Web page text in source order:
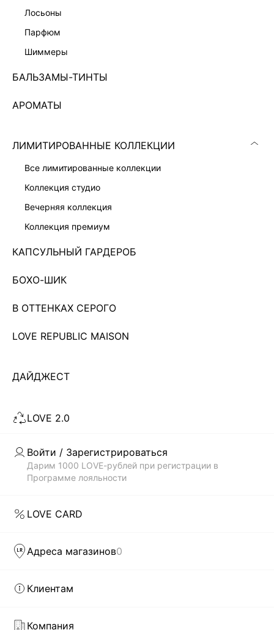
лосьоны
парфюм
шиммеры
БАЛЬЗАМЫ-ТИНТЫ
АРОМАТЫ
ЛИМИТИРОВАННЫЕ КОЛЛЕКЦИИ
все лимитированные коллекции
коллекция студио
вечерняя коллекция
коллекция премиум
КАПСУЛЬНЫЙ ГАРДЕРОБ
БОХО-ШИК
В ОТТЕНКАХ СЕРОГО
LOVE REPUBLIC MAISON
ДАЙДЖЕСТ
LOVE 2.0
Войти / Зарегистрироваться
Дарим 1000 LOVE-рублей при регистрации в
Программе лояльности
LOVE CARD
Адреса магазинов0
Клиентам
Компания
5 999 ₽-73%1 599 ₽
Показано 0 из 2809 товаров
в AppStore
КАТАЛОГ
КОМПАНИЯ
КЛИЕНТАМ
ЛИЧНЫЙ КАБИНЕТ